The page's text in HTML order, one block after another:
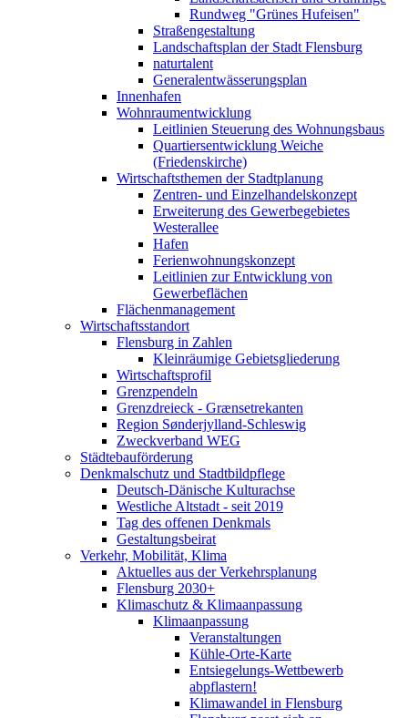
Rundweg "Grünes Hufeisen"
Straßengestaltung
Landschaftsplan der Stadt Flensburg
naturtalent
Generalentwässerungsplan
Innenhafen
Wohnraumentwicklung
Leitlinien Steuerung des Wohnungsbaus
Quartiersentwicklung Weiche
(Friedenskirche)
Wirtschaftsthemen der Stadtplanung
Zentren- und Einzelhandelskonzept
Erweiterung des Gewerbegebietes
Westerallee
Hafen
Ferienwohnungskonzept
Leitlinien zur Entwicklung von
Gewerbeflächen
Flächenmanagement
Wirtschaftsstandort
Flensburg in Zahlen
Kleinräumige Gebietsgliederung
Wirtschaftsprofil
Grenzpendeln
Grenzdreieck - Grænsetrekanten
Region Sønderjylland-Schleswig
Zweckverband WEG
Städtebauförderung
Denkmalschutz und Stadtbildpflege
Deutsch-Dänische Kulturachse
Westliche Altstadt - seit 2019
Tag des offenen Denkmals
Gestaltungsbeirat
Verkehr, Mobilität, Klima
Aktuelles aus der Verkehrsplanung
Flensburg 2030+
Klimaschutz & Klimaanpassung
Klimaanpassung
Veranstaltungen
Kühle-Orte-Karte
Entsiegelungs-Wettbewerb
abpflastern!
Klimawandel in Flensburg